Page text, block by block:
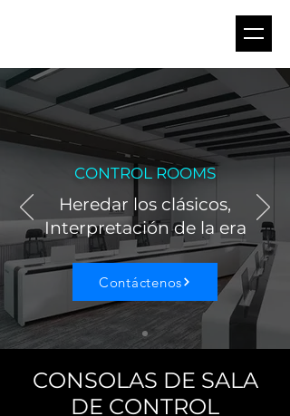
CONTROL ROOMS
Heredar los clásicos,
Interpretación de la era
Contáctenos
CONSOLAS DE SALA
DE CONTROL